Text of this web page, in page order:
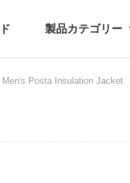
製品カテゴリー
アクセサリー
ブログ
Men's Posta Insulation Jacket